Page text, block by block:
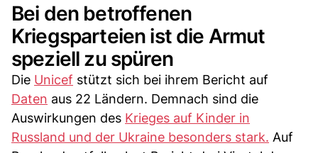
Bei den betroffenen
Kriegsparteien ist die Armut
speziell zu spüren
Die Unicef stützt sich bei ihrem Bericht auf
Daten aus 22 Ländern. Demnach sind die
Auswirkungen des Krieges auf Kinder in
Russland und der Ukraine besonders stark. Auf